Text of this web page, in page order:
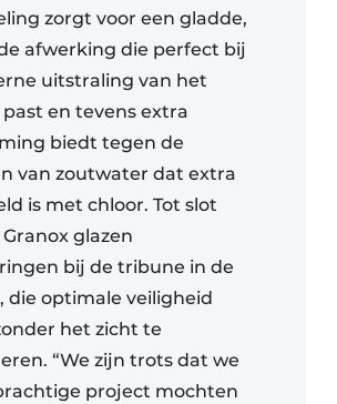
zorgt voor een gladde,
afwerking die perfect bij
uitstraling van het
en tevens extra
biedt tegen de
van zoutwater dat extra
is met chloor. Tot slot
glazen
bij de tribune in de
die optimale veiligheid
het zicht te
“We zijn trots dat we
project mochten